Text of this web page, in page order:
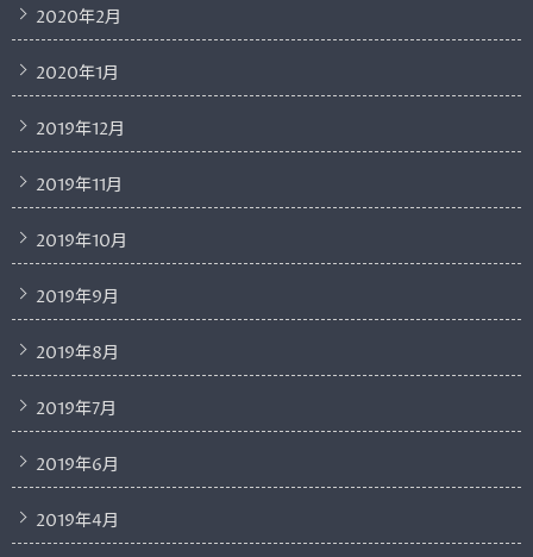
2020年2月
2020年1月
2019年12月
2019年11月
2019年10月
2019年9月
2019年8月
2019年7月
2019年6月
2019年4月